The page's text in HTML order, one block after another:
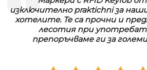
изключително praktichni за
хотелите. Те са прочни и
лесотия при
препоръчваме ги за